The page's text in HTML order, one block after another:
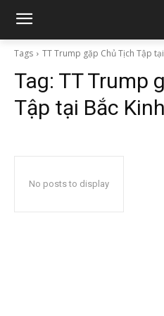
Tags TT Trump gặp Chủ Tịch Tập
Tag: TT Trump
Tập tại Bắc Kinh
No posts to display